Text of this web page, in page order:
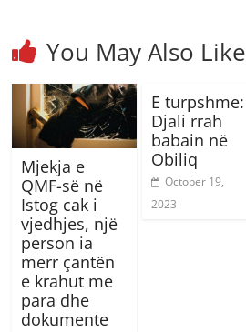
You May Also Like
Mjekja e
QMF-së në
Istog cak i
vjedhjes, një
person ia
merr çantën
e krahut me
para dhe
dokumente
E turpshme:
Djali rrah
babain në
Obiliq
October 19,
2023